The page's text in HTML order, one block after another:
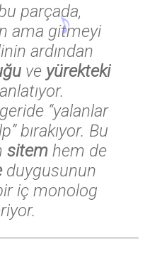
parçada,
ama gitmeyi
ardından
ve yürekteki
“yalanlar
bırakıyor. Bu
sitem hem de
duygusunun
iç monolog